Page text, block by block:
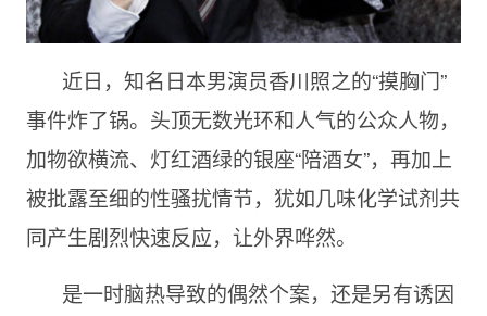
近日，知名日本男演员香川照之的“摸胸门”
事件炸了锅。头顶无数光环和人气的公众人物，
加物欲横流、灯红酒绿的银座“陪酒女”，再加上
被批露至细的性骚扰情节，犹如几味化学试剂共
同产生剧烈快速反应，让外界哗然。
是一时脑热导致的偶然个案，还是另有诱因